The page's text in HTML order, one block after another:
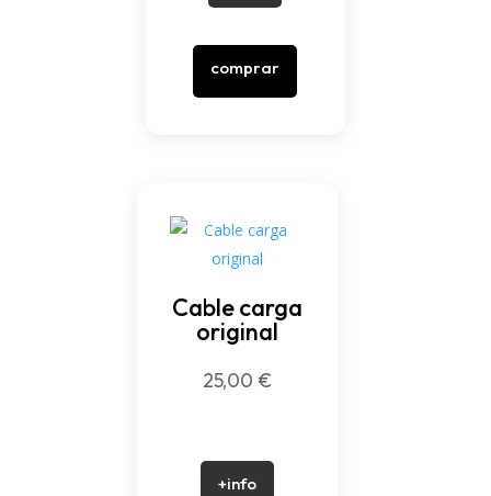
comprar
Cable carga
original
25,00 €
+info